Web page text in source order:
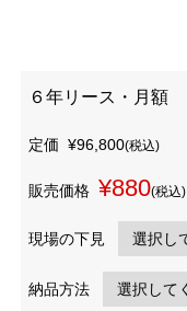
６年リース・月額
定価 ¥96,800(税込)
販売価格 ¥880(税込)
現場の下見
納品方法